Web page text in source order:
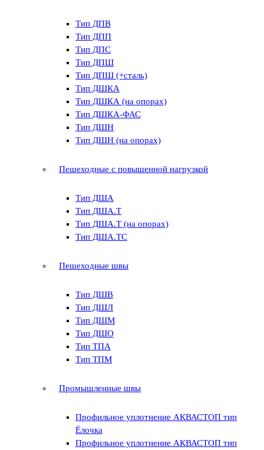
Тип ДПВ
Тип ДПП
Тип ДПС
Тип ДПШ
Тип ДПШ (+сталь)
Тип ДШКА
Тип ДШКА (на опорах)
Тип ДШКА-ФАС
Тип ДШН
Тип ДШН (на опорах)
Пешеходные с повышенной нагрузкой
Тип ДША
Тип ДША.Т
Тип ДША.Т (на опорах)
Тип ДША.ТС
Пешеходные швы
Тип ДШВ
Тип ДШЛ
Тип ДШМ
Тип ДШО
Тип ТПА
Тип ТПМ
Промышленные швы
Профильное уплотнение АКВАСТОП тип
Ёлочка
Профильное уплотнение АКВАСТОП тип